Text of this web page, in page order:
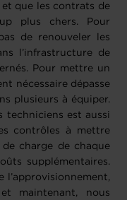
et que les contrats de
plus chers. Pour
de renouveler les
l’infrastructure de
Pour mettre un
nécessaire dépasse
plusieurs à équiper.
techniciens est aussi
contrôles à mettre
charge de chaque
supplémentaires.
l’approvisionnement,
maintenant, nous